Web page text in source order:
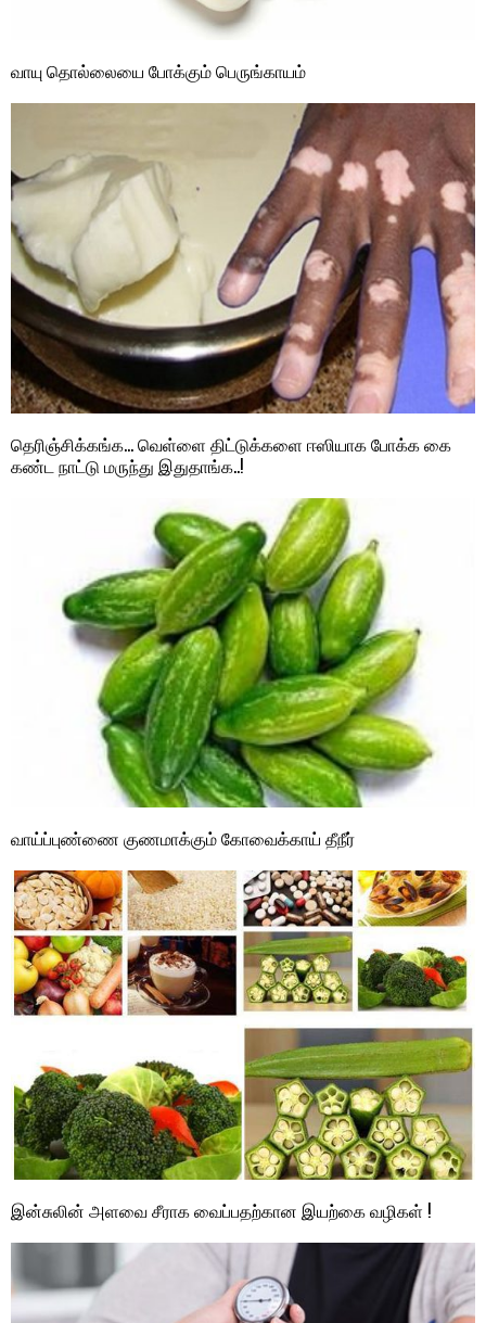
வாயு தொல்லையை போக்கும் பெருங்காயம்
தெரிஞ்சிக்கங்க… வெள்ளை திட்டுக்களை ஈஸியாக போக்க கை
கண்ட நாட்டு மருந்து இதுதாங்க..!
வாய்ப்புண்ணை குணமாக்கும் கோவைக்காய் தீநீர்
இன்சுலின் அளவை சீராக வைப்பதற்கான இயற்கை வழிகள் !